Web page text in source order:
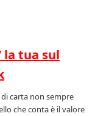
la tua sul
carta non sempre
che conta è il valore